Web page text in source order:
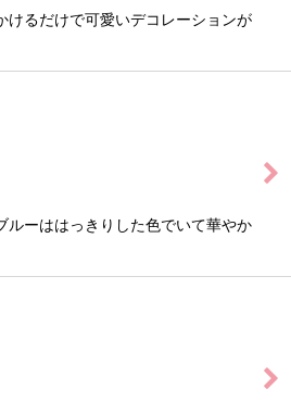
けるだけで可愛いデコレーションが
ルーははっきりした色でいて華やか